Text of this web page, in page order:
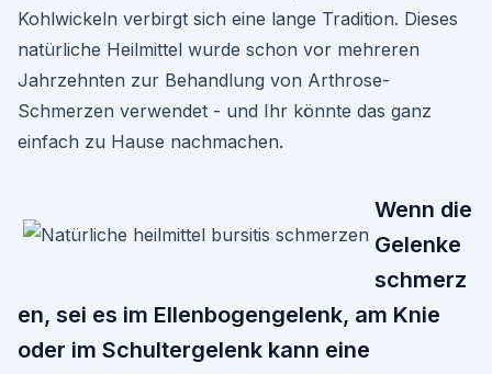
Kohlwickeln verbirgt sich eine lange Tradition. Dieses
natürliche Heilmittel wurde schon vor mehreren
Jahrzehnten zur Behandlung von Arthrose-
Schmerzen verwendet - und Ihr könnte das ganz
einfach zu Hause nachmachen.
Wenn die
Gelenke
schmerz
en, sei es im Ellenbogengelenk, am Knie
oder im Schultergelenk kann eine